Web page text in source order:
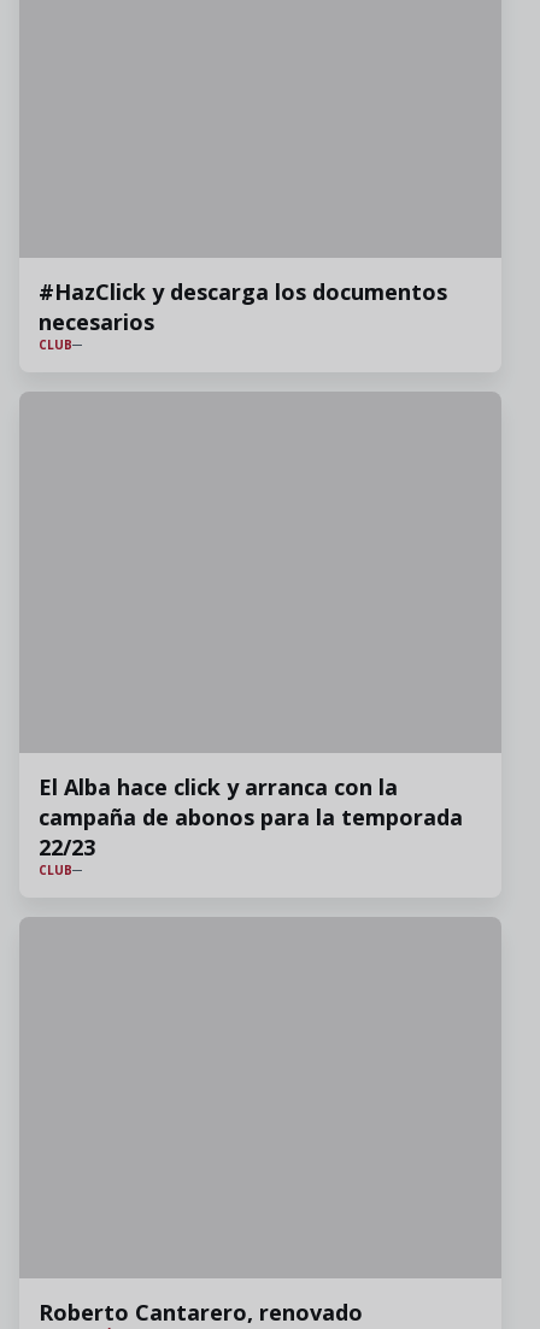
#HazClick y descarga los documentos
necesarios
CLUB
El Alba hace click y arranca con la
campaña de abonos para la temporada
22/23
CLUB
Roberto Cantarero, renovado